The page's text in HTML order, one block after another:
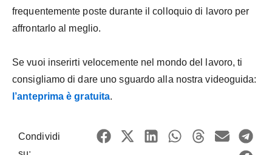
frequentemente poste durante il colloquio di lavoro per
affrontarlo al meglio.
Se vuoi inserirti velocemente nel mondo del lavoro, ti
consigliamo di dare uno sguardo alla nostra videoguida:
l’anteprima è gratuita.
Condividi